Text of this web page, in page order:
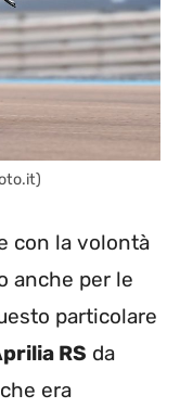
con la volontà
anche per le
particolare
RS da
era